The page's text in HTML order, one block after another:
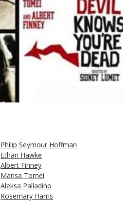
Philip Seymour Hoffman
Ethan Hawke
Albert Finney
Marisa Tomei
Aleksa Palladino
Rosemary Harris